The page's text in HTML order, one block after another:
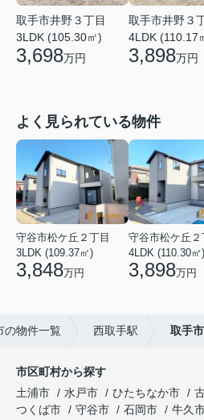
取手市井野３丁目
3LDK (105.30㎡)
3,698万円
取手市井野３
4LDK (110.17
3,898万円
よく見られている物件
守谷市松ケ丘２丁目
3LDK (109.37㎡)
3,848万円
守谷市松ケ丘２
4LDK (110.30㎡)
3,898万円
の物件一覧 西取手駅 取手
市区町村から探す
土浦市
水戸市 ひたちなか市
つくば市
守谷市 石岡市 牛久